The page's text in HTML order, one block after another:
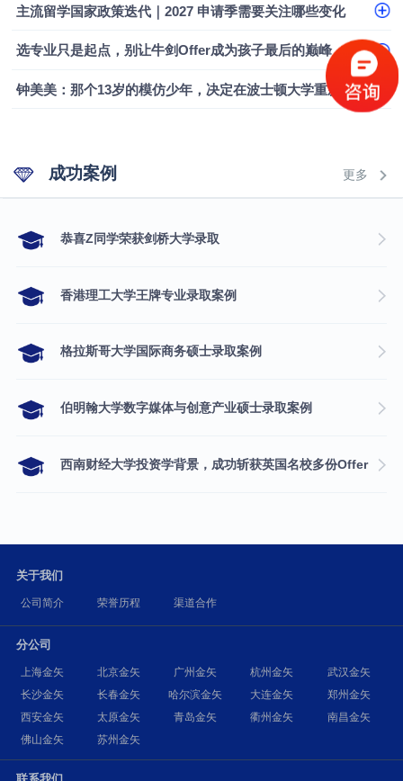
主流留学国家政策迭代｜2027 申请季需要关注哪些变化
选专业只是起点，别让牛剑Offer成为孩子最后的巅峰
钟美美：那个13岁的模仿少年，决定在波士顿大学重新定义自己
成功案例 更多
​恭喜Z同学荣获剑桥大学录取
香港理工大学王牌专业录取案例
格拉斯哥大学国际商务硕士录取案例
伯明翰大学数字媒体与创意产业硕士录取案例
西南财经大学投资学背景，成功斩获英国名校多份Offer
关于我们
公司简介 荣誉历程 渠道合作
分公司
上海金矢 北京金矢 广州金矢 杭州金矢
武汉金矢
长沙金矢
长春金矢 哈尔滨金矢 大连金矢
郑州金矢
西安金矢
太原金矢 青岛金矢 衢州金矢
南昌金矢
佛山金矢
苏州金矢